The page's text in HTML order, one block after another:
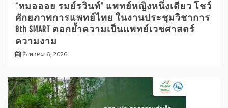
“หมอออย รมย์รวินท์” แพทย์หญิงหนึ่งเดียว โชว์
ศักยภาพการแพทย์ไทย ในงานประชุมวิชาการ
8th SMART ตอกย้ำความเป็นแพทย์เวชศาสตร์
ความงาม
สิงหาคม 6, 2026